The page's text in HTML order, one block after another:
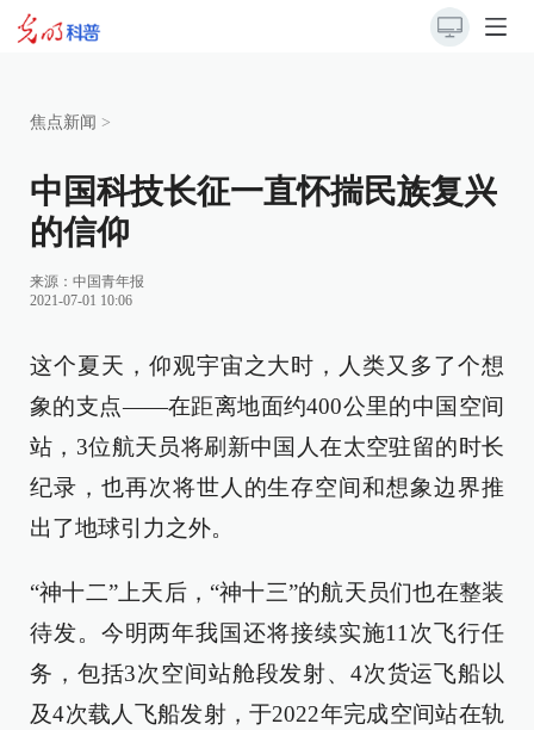
焦点新闻 >
中国科技长征一直怀揣民族复兴
的信仰
来源： 中国青年报
2021-07-01 10:06
这个夏天，仰观宇宙之大时，人类又多了个想
象的支点——在距离地面约400公里的中国空间
站，3位航天员将刷新中国人在太空驻留的时长
纪录，也再次将世人的生存空间和想象边界推
出了地球引力之外。
“神十二”上天后，“神十三”的航天员们也在整装
待发。今明两年我国还将接续实施11次飞行任
务，包括3次空间站舱段发射、4次货运飞船以
及4次载人飞船发射，于2022年完成空间站在轨